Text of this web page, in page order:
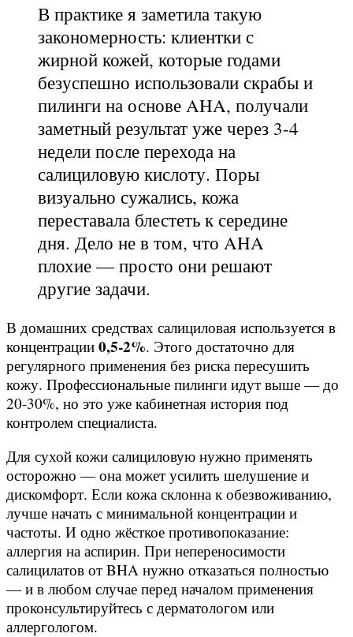
В практике я заметила такую
закономерность: клиентки с
жирной кожей, которые годами
безуспешно использовали скрабы и
пилинги на основе AHA, получали
заметный результат уже через 3-4
недели после перехода на
салициловую кислоту. Поры
визуально сужались, кожа
переставала блестеть к середине
дня. Дело не в том, что AHA
плохие — просто они решают
другие задачи.
В домашних средствах салициловая используется в
концентрации 0,5-2%. Этого достаточно для
регулярного применения без риска пересушить
кожу. Профессиональные пилинги идут выше — до
20-30%, но это уже кабинетная история под
контролем специалиста.
Для сухой кожи салициловую нужно применять
осторожно — она может усилить шелушение и
дискомфорт. Если кожа склонна к обезвоживанию,
лучше начать с минимальной концентрации и
частоты. И одно жёсткое противопоказание:
аллергия на аспирин. При непереносимости
салицилатов от BHA нужно отказаться полностью
— и в любом случае перед началом применения
проконсультируйтесь с дерматологом или
аллергологом.